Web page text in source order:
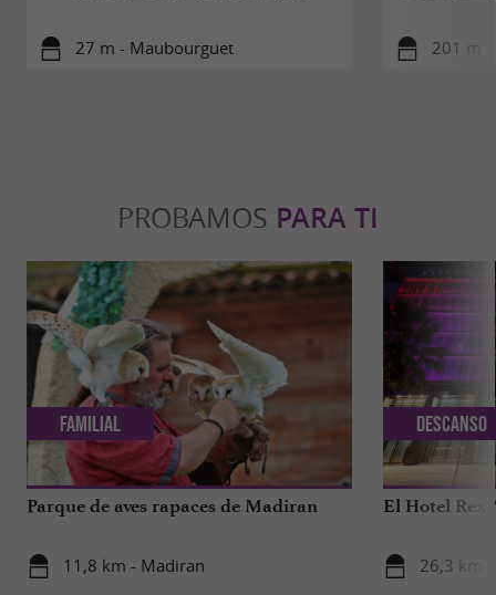
27 m - Maubourguet 201 m
PROBAMOS PARA TI
Parque de aves rapaces de Madiran
11,8 km - Madiran
Familial
El Hotel Rex
26,3 km -
Descanso